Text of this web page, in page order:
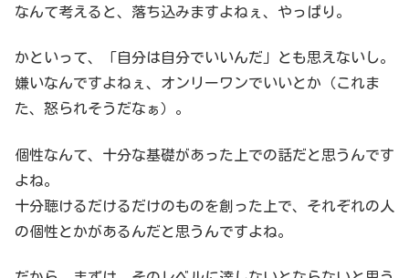
なんて考えると、落ち込みますよねぇ、やっぱり。
かといって、「自分は自分でいいんだ」とも思えないし。
嫌いなんですよねぇ、オンリーワンでいいとか（これま
た、怒られそうだなぁ）。
個性なんて、十分な基礎があった上での話だと思うんです
よね。
十分聴けるだけるだけのものを創った上で、それぞれの人
の個性とかがあるんだと思うんですよね。